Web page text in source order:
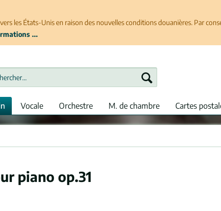
les États-Unis en raison des nouvelles conditions douanières. Par
...
Vocale Orchestre M. de chambre Cartes
piano op.31